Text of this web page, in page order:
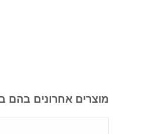
מוצרים אחרונים בהם